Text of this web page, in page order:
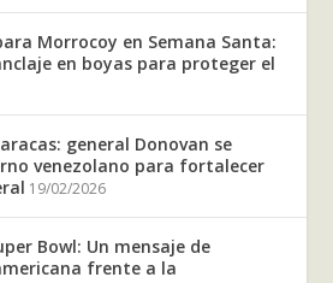
Morrocoy en Semana Santa:
en boyas para proteger el
general Donovan se
venezolano para fortalecer
19/02/2026
Bowl: Un mensaje de
frente a la